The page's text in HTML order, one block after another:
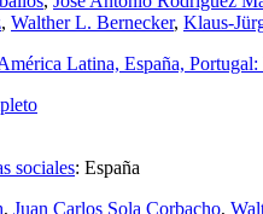
, Walther L. Bernecker, Klaus-
Latina, España,
sociales: España
, Juan Carlos Sola Corbacho,